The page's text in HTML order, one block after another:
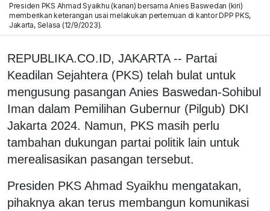
Presiden PKS Ahmad Syaikhu (kanan) bersama Anies Baswedan (kiri)
memberikan keterangan usai melakukan pertemuan di kantor DPP PKS,
Jakarta, Selasa (12/9/2023).
REPUBLIKA.CO.ID, JAKARTA -- Partai
Keadilan Sejahtera (PKS) telah bulat untuk
mengusung pasangan Anies Baswedan-Sohibul
Iman dalam Pemilihan Gubernur (Pilgub) DKI
Jakarta 2024. Namun, PKS masih perlu
tambahan dukungan partai politik lain untuk
merealisasikan pasangan tersebut.
Presiden PKS Ahmad Syaikhu mengatakan,
pihaknya akan terus membangun komunikasi